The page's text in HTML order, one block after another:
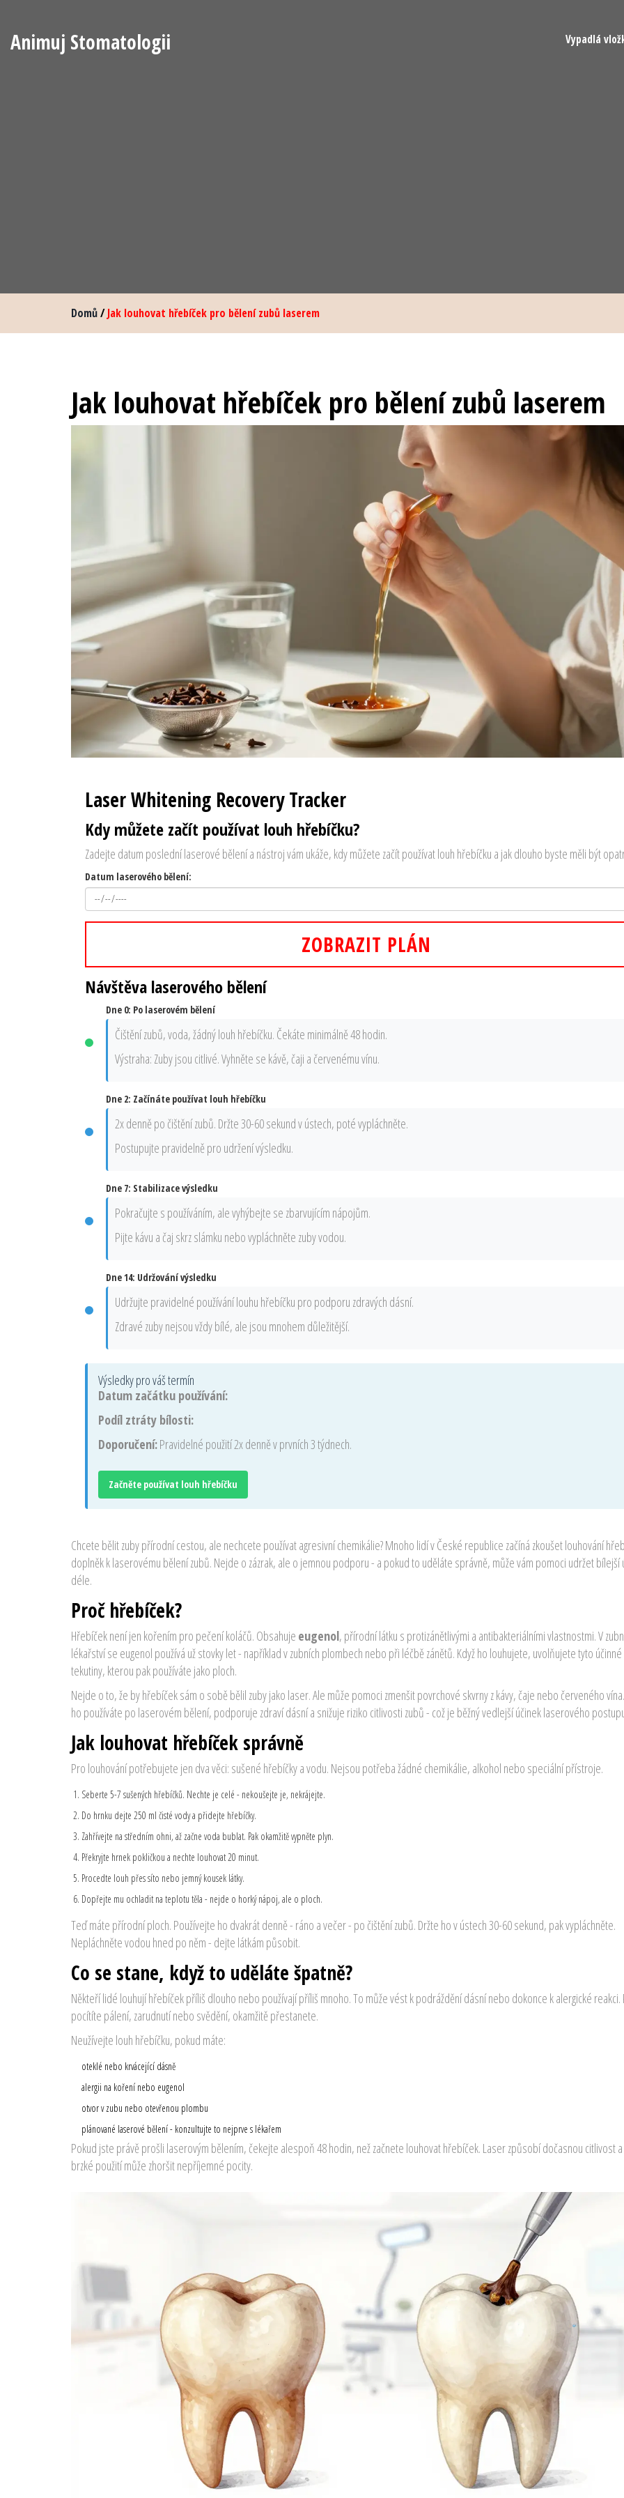
Animuj Stomatologii Vypadlá
Domů/Jak louhovat hřebíček pro bělení zubů laserem
Jak louhovat hřebíček pro bělení zubů laserem
Laser Whitening Recovery Tracker
Kdy můžete začít používat louh hřebíčku?
Zadejte datum poslední laserové bělení a nástroj vám ukáže, kdy můžete začít používat louh hřebíčku a jak dlouho byste měli být
Datum laserového bělení:
ZOBRAZIT PLÁN
Návštěva laserového bělení
Dne 0: Po laserovém bělení
Čištění zubů, voda, žádný louh hřebíčku. Čekáte minimálně 48 hodin.
Výstraha: Zuby jsou citlivé. Vyhněte se kávě, čaji a červenému vínu.
Dne 2: Začínáte používat louh hřebíčku
2x denně po čištění zubů. Držte 30-60 sekund v ústech, poté vypláchněte.
Postupujte pravidelně pro udržení výsledku.
Dne 7: Stabilizace výsledku
Pokračujte s používáním, ale vyhýbejte se zbarvujícím nápojům.
Pijte kávu a čaj skrz slámku nebo vypláchněte zuby vodou.
Dne 14: Udržování výsledku
Udržujte pravidelné používání louhu hřebíčku pro podporu zdravých dásní.
Zdravé zuby nejsou vždy bílé, ale jsou mnohem důležitější.
Výsledky pro váš termín
Datum začátku používání:
Podíl ztráty bílosti:
Doporučení:Pravidelné použití 2x denně v prvních 3 týdnech.
Začněte používat louh hřebíčku
Chcete bělit zuby přírodní cestou, ale nechcete používat agresivní chemikálie? Mnoho lidí v České republice začíná zkoušet louhování
doplněk k laserovému bělení zubů. Nejde o zázrak, ale o jemnou podporu - a pokud to uděláte správně, může vám pomoci udržet bílejší
déle.
Proč hřebíček?
Hřebíček není jen kořením pro pečení koláčů. Obsahuje eugenol, přírodní látku s protizánětlivými a antibakteriálními vlastnostmi. V
lékařství se eugenol používá už stovky let - například v zubních plombech nebo při léčbě zánětů. Když ho louhujete, uvolňujete tyto
tekutiny, kterou pak používáte jako ploch.
Nejde o to, že by hřebíček sám o sobě bělil zuby jako laser. Ale může pomoci zmenšit povrchové skvrny z kávy, čaje nebo červeného
ho používáte po laserovém bělení, podporuje zdraví dásní a snižuje riziko citlivosti zubů - což je běžný vedlejší účinek laserového
Jak louhovat hřebíček správně
Pro louhování potřebujete jen dva věci: sušené hřebíčky a vodu. Nejsou potřeba žádné chemikálie, alkohol nebo speciální přístroje.
Seberte 5-7 sušených hřebíčků. Nechte je celé - nekoušejte je, nekrájejte.
Do hrnku dejte 250 ml čisté vody a přidejte hřebíčky.
Zahřívejte na středním ohni, až začne voda bublat. Pak okamžitě vypněte plyn.
Překryjte hrnek pokličkou a nechte louhovat 20 minut.
Procedte louh přes síto nebo jemný kousek látky.
Dopřejte mu ochladit na teplotu těla - nejde o horký nápoj, ale o ploch.
Teď máte přírodní ploch. Používejte ho dvakrát denně - ráno a večer - po čištění zubů. Držte ho v ústech 30-60 sekund, pak vypláchněte.
Nepláchněte vodou hned po něm - dejte látkám působit.
Co se stane, když to uděláte špatně?
Někteří lidé louhují hřebíček příliš dlouho nebo používají příliš mnoho. To může vést k podráždění dásní nebo dokonce k alergické reakci.
pocítíte pálení, zarudnutí nebo svědění, okamžitě přestanete.
Neužívejte louh hřebíčku, pokud máte:
oteklé nebo krvácející dásně
alergii na koření nebo eugenol
otvor v zubu nebo otevřenou plombu
plánované laserové bělení - konzultujte to nejprve s lékařem
Pokud jste právě prošli laserovým bělením, čekejte alespoň 48 hodin, než začnete louhovat hřebíček. Laser způsobí dočasnou citlivost
brzké použití může zhoršit nepříjemné pocity.